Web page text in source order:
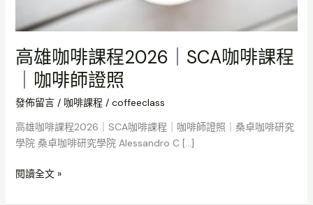
高雄咖啡課程2026｜SCA咖啡課程
｜咖啡師證照
發佈留言 / 咖啡課程 / coffeeclass
高雄咖啡課程2026｜SCA咖啡課程｜咖啡師證照｜桑卓咖啡研究
學院 桑卓咖啡研究學院 Alessandro C […]
課
｜
咖
啡
師
證
照
閱讀全文 »